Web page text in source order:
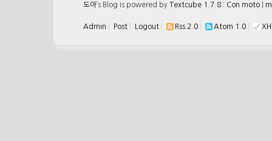
도아’s Blog is powered by Textcube 1.7.8 : Con moto
Admin Post Logout Rss 2.0 Atom 1.0